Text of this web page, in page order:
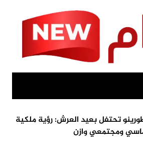
تحتفل بعيد العرش: رؤية ملكية
ومجتمعي وازن